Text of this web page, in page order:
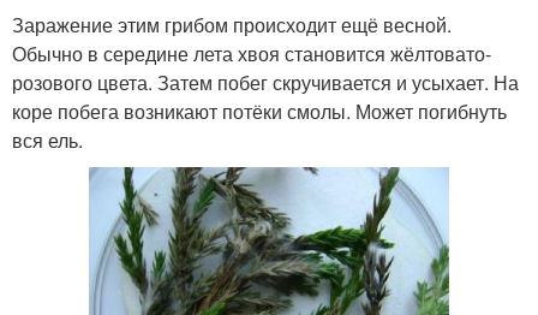
Заражение этим грибом происходит ещё весной.
Обычно в середине лета хвоя становится жёлтовато-
розового цвета. Затем побег скручивается и усыхает. На
коре побега возникают потёки смолы. Может погибнуть
вся ель.